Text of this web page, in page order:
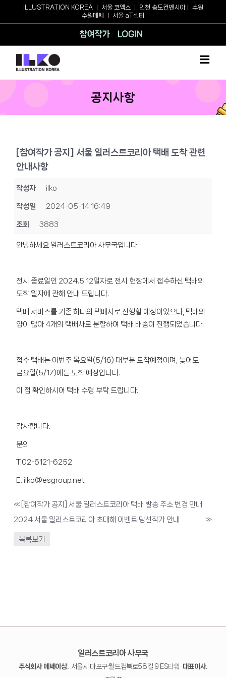
ILLUSTRATION KOREAㅣ 서울 코엑스 인천 송도컨벤시아ㅣ 수원
수원메쎄
서울 aT센터
참여작가
공지사항
[참여작가 공지] 서울 일러스트코리아 택배 도착 관련
안내사항
작성자 ilko
작성일 2024-05-14 16:49
조회 3883
안녕하세요 일러스트코리아 사무국입니다.
전시 종료일인 2024.5.12일자로 전시 현장에서 접수하신 택배의
도착 일자에 관해 안내 드립니다.
택배 서비스를 기존 하나의 택배사로 진행할 예정이었으나, 택배의
양이 많아 4개의 택배사로 분할하여 택배 배송이 진행되었습니다.
접수 택배는 이번주 목요일(5/16) 대부분 도착예정이며, 늦어도
금요일(5/17)에는 도착 예정입니다.
이 점 확인하시어 택배 수령 부탁 드립니다.
감사합니다.
문의.
T.02-6121-6252
E. ilko@esgroup.net
« [참여작가 공지] 서울 일러스트코리아 택배 발송 주소 변경 안내
2024 서울 일러스트코리아 초대해 이벤트 당선작가 안내
»
목록보기
일러스트코리아 사무국
주식회사 메쎄이상. 서울시 마포구 월드컵북로58길 9 ES타워 대표이사.